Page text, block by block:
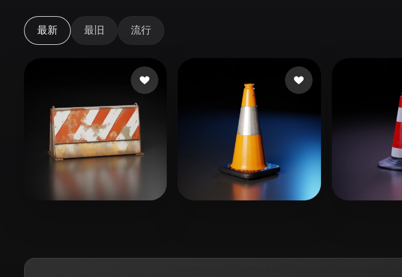
Blender
Anime Cartoon
Hand-Painted Industrial Isometric
Organic Photorealistic Pixel Art Realistic
最新 最旧 流行